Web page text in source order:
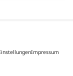
Impressum